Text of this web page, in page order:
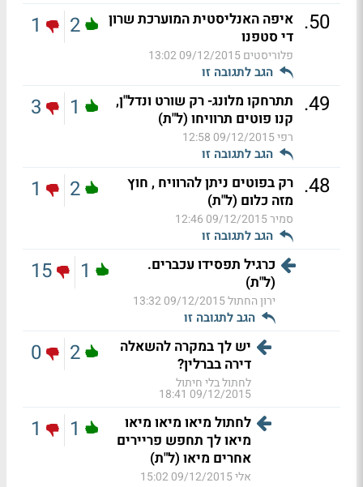
50
. איפה האנליסטית המוערכת שרון
די סטפנו
פלוריסטים09/12/2015 13:02
הגב לתגובה זו
2
1
49
. תתרחקו מלונג- רק שורט ונדל"ן,
קנו פוטים תרוויחו (ל"ת)
רפי09/12/2015 12:58
הגב לתגובה זו
1
3
48
. רק בפוטים ניתן להרוויח , חוץ
מזה כלום (ל"ת)
סמיר09/12/2015 12:46
הגב לתגובה זו
2
1
כרגיל תפסידו עכברים.
(ל"ת)
ירון החתול09/12/2015 13:32
הגב לתגובה זו
1
15
יש לך במקרה להשאלה
דירה בברלין?
לחתול בלי חיתול
09/12/2015 18:41
2
0
לחתול מיאו מיאו מיאו
מיאו לך תחפש פריירים
אחרים מיאו (ל"ת)
אלי09/12/2015 15:02
1
1